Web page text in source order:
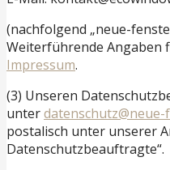
(nachfolgend „neue-
Weiterführende Angaben
Impressum.
(3) Unseren
unter
postalisch unter unserer
Datenschutzbeauftragte“.